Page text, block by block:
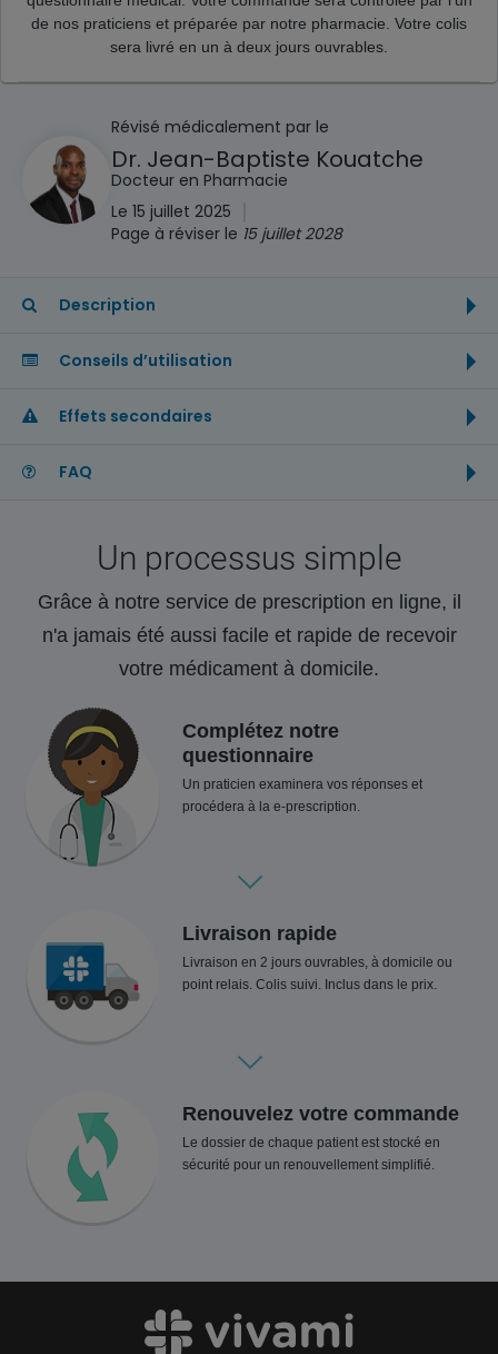
de nos praticiens et préparée par notre pharmacie. Votre colis
sera livré en un à deux jours ouvrables
Révisé médicalement par le
Dr. Jean-Baptiste Kouatche
Docteur en Pharmacie
Le 15 juillet 2025
Page à réviser le 15 juillet 2028
Description
Conseils d’utilisation
Effets secondaires
FAQ
Un processus simple
Grâce à notre service de prescription en ligne, il
n'a jamais été aussi facile et rapide de recevoir
votre médicament à domicile.
Complétez notre
questionnaire
Un praticien examinera vos réponses et
procédera à la e-prescription.
Livraison rapide
Livraison en 2 jours ouvrables, à domicile ou
point relais. Colis suivi. Inclus dans le prix.
Renouvelez votre commande
Le dossier de chaque patient est stocké en
sécurité pour un renouvellement simplifié.